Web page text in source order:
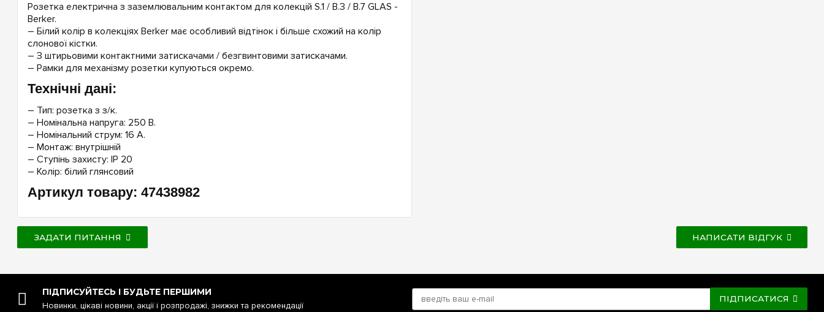
Розетка електрична з заземлювальним контактом для колекцій S.1 / B.3 / B.7 GLAS -
Berker.
– Білий колір в колекціях Berker має особливий відтінок і більше схожий на колір
слонової кістки.
– З штирьовими контактними затискачами / безгвинтовими затискачами.
– Рамки для механізму розетки купуються окремо.
Технічні дані:
– Тип: розетка з з/к.
– Номінальна напруга: 250 В.
– Номінальний струм: 16 А.
– Монтаж: внутрішній
– Ступінь захисту: IP 20
– Колір: білий глянсовий
Артикул товару: 47438982
ЗАДАТИ ПИТАННЯ НАПИСАТИ ВІДГУК
ПІДПИСУЙТЕСЬ І БУДЬТЕ ПЕРШИМИ
Новинки, цікаві новини, акції і розпродажі, знижки та рекомендації
ПІДПИСАТИСЯ